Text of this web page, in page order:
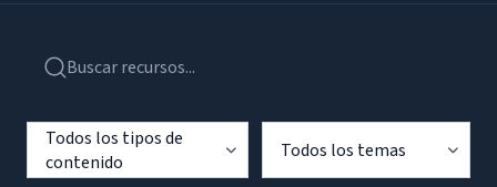
Todos los tipos de
contenido
Todos los temas